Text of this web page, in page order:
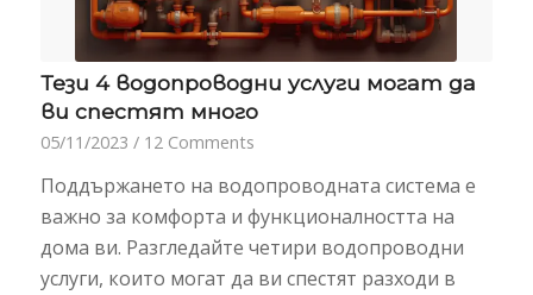
Тези 4 водопроводни услуги могат да
ви спестят много
05/11/2023 / 12 Comments
Поддържането на водопроводната система е
важно за комфорта и функционалността на
дома ви. Разгледайте четири водопроводни
услуги, които могат да ви спестят разходи в